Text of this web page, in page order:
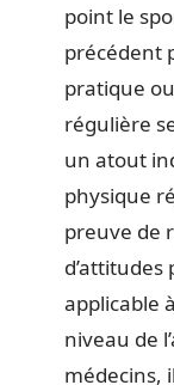
point le
précédent
pratique
régulière
un atout
physique
preuve de
applicable
niveau de
médecins,